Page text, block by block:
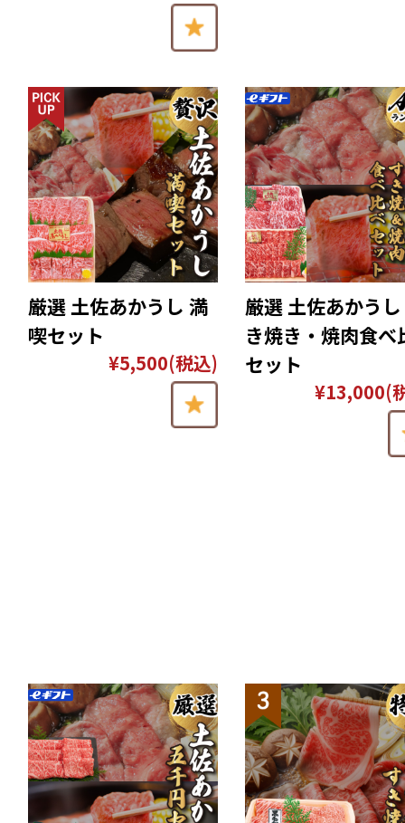
厳選 土佐あかうし 満
喫セット
¥5,500(税込)
厳選 土佐あかう
き焼き・焼肉食べ
セット
¥13,000(